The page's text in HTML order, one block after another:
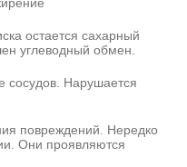
остается сахарный
углеводный обмен.
сосудов. Нарушается
повреждений. Нередко
Они проявляются